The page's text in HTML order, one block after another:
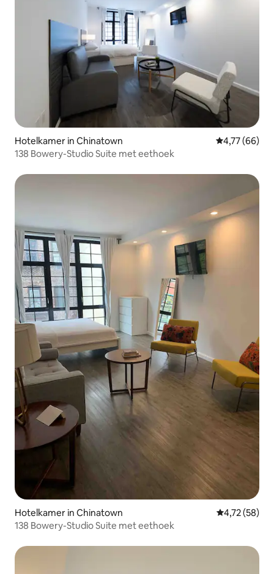
Hotelkamer in Chinatown Gemiddelde
4,77 (66)
138 Bowery-Studio Suite met eethoek
Hotelkamer in Chinatown Gemiddelde
4,72 (58)
138 Bowery-Studio Suite met eethoek